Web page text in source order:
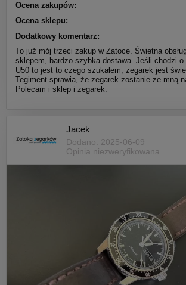
Ocena zakupów:
Ocena sklepu:
Dodatkowy komentarz:
To już mój trzeci zakup w Zatoce. Świetna
sklepem, bardzo szybka dostawa. Jeśli chodzi o
U50 to jest to czego szukałem, zegarek jest
Tegiment sprawia, że zegarek zostanie ze mną
Polecam i sklep i zegarek.
Jacek
Dodano: 2025-06-09
Opinia niezweryfikowana